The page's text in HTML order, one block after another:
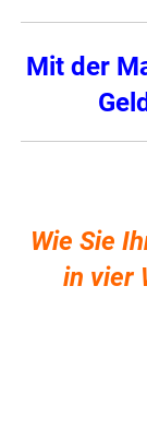
Mit der
Wie Sie
in vier